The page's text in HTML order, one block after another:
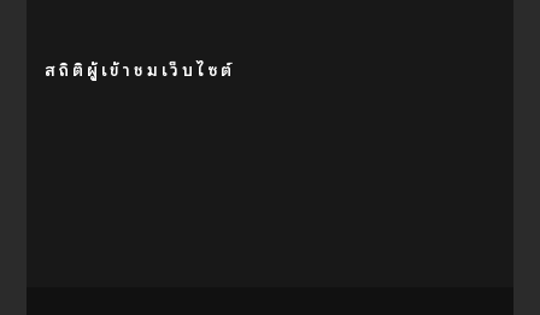
สถิติผู้เข้าชมเว็บไซต์